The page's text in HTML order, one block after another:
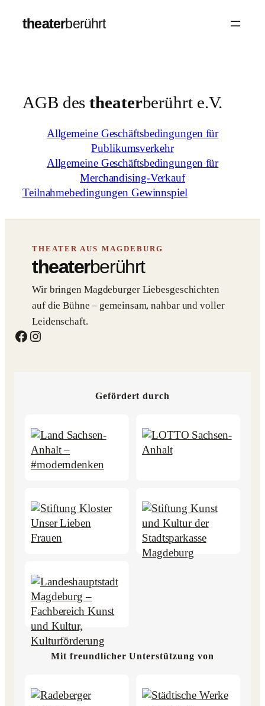
Inhalttheaterberührt
AGB destheaterberührt e.V.
Allgemeine Geschäftsbedingungen für
Publikumsverkehr
Allgemeine Geschäftsbedingungen für
Merchandising-Verkauf
Teilnahmebedingungen Gewinnspiel
THEATER AUS MAGDEBURG
theaterberührt
Wir bringen Magdeburger Liebesgeschichten
auf die Bühne – gemeinsam, nahbar und voller
Leidenschaft.
Facebook
Instagram
Gefördert durch
Mit freundlicher Unterstützung von